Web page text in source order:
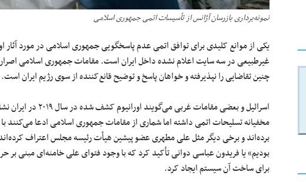
نمونه‌برداری بازرسان آژانس از تأسیسات اتمی جمهوری اسلامی
یکی از موانع کلیدی برای توافق اتمی عدم پاسخگویی جمهوری اسلامی در مورد آثار
غیرطبیعی در سه سایت اعلام نشده داخل ایران است. مقامات جمهوری اسلامی اصرار
چنین تقاضایی را نپذیرفته و خواهان پاسخ و توضیح قانع‌کننده از سوی رژیم ایران است.
اسرائیل و بعضی مقامات
مخفیانه تسلیحات اتمی داشته اما شماری از مقامات جمهوری اسلامی ادعا می‌کنند
برده‌اند و برخی دیگر مثل علی مطهری عضو پیشین هیأت رئیسه مجلس اعتراف
بودیم» یا فریدون عباسی دوانی تأکید کرد که با وجود فتوای علی خامنه‌ای مبنی
برای ساخت آن سیستم ایجاد کرد.